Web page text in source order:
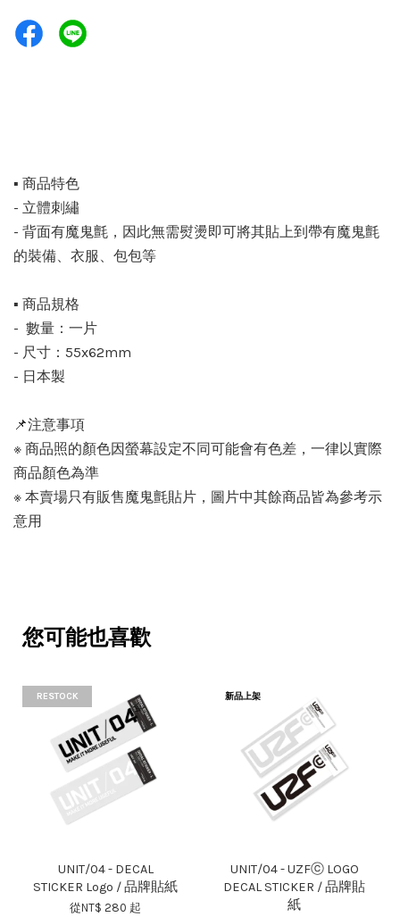
▪️ 商品特色
- 立體刺繡
- 背面有魔鬼氈，因此無需熨燙即可將其貼上到帶有魔鬼氈
的裝備、衣服、包包等
▪️ 商品規格
- 數量：一片
- 尺寸：55x62mm
- 日本製
📌注意事項
※ 商品照的顏色因螢幕設定不同可能會有色差，一律以實際
商品顏色為準
※ 本賣場只有販售魔鬼氈貼片，圖片中其餘商品皆為參考示
意用
您可能也喜歡
RESTOCK
UNIT/04 - DECAL
STICKER Logo / 品牌貼紙
從NT$ 280 起
新品上架
UNIT/04 - UZFⓒ LOGO
DECAL STICKER / 品牌貼
紙